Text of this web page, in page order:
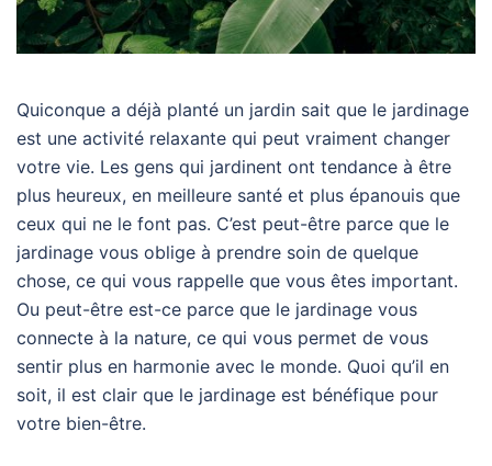
Quiconque a déjà planté un jardin sait que le jardinage
est une activité relaxante qui peut vraiment changer
votre vie. Les gens qui jardinent ont tendance à être
plus heureux, en meilleure santé et plus épanouis que
ceux qui ne le font pas. C’est peut-être parce que le
jardinage vous oblige à prendre soin de quelque
chose, ce qui vous rappelle que vous êtes important.
Ou peut-être est-ce parce que le jardinage vous
connecte à la nature, ce qui vous permet de vous
sentir plus en harmonie avec le monde. Quoi qu’il en
soit, il est clair que le jardinage est bénéfique pour
votre bien-être.